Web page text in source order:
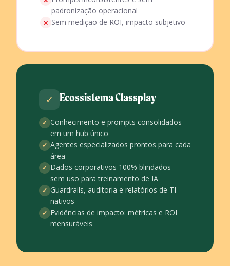
padronização operacional
✕ Sem medição de ROI, impacto subjetivo
✓ Ecossistema Classplay
✓ Conhecimento e prompts consolidados
em um hub único
✓ Agentes especializados prontos para cada
área
✓ Dados corporativos 100% blindados —
sem uso para treinamento de IA
✓ Guardrails, auditoria e relatórios de TI
nativos
✓ Evidências de impacto: métricas e ROI
mensuráveis